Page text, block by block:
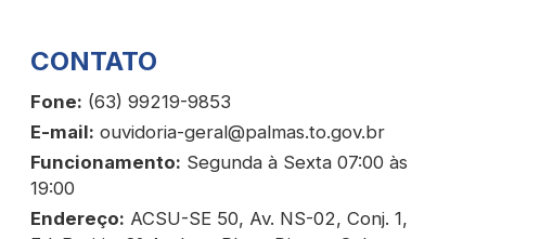
CONTATO
Fone: (63) 99219-9853
E-mail: ouvidoria-geral@palmas.to.gov.br
Funcionamento: Segunda à Sexta 07:00 às
19:00
Endereço: ACSU-SE 50, Av. NS-02, Conj. 1,